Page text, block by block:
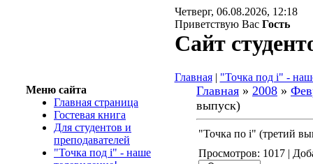
Четверг, 06.08.2026, 12:18
Приветствую Вас Гость
Сайт
Главная| "Точка под i" -
Меню сайта
Главная страница
Гостевая книга
Для студентов и
преподавателей
"Точка под i" - наше
Главная » 2008 »
выпуск)
"Точка по i" (третий
Просмотров: 1017 |